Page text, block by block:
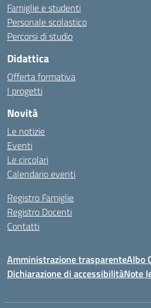
Famiglie e studenti
Personale scolastico
Percorsi di studio
Didattica
Offerta formativa
I progetti
Novità
Le notizie
Eventi
Le circolari
Calendario eventi
Registro Famiglie
Registro Docenti
Contatti
Amministrazione trasparenteAlbo
Dichiarazione di accessibilitàNote